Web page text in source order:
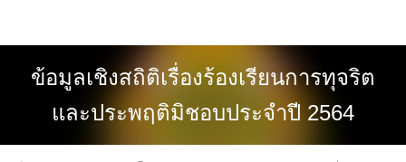
ข้อมูลเชิงสถิติเรื่องร้องเรียนการทุจริต
และประพฤติมิชอบประจำปี 2564